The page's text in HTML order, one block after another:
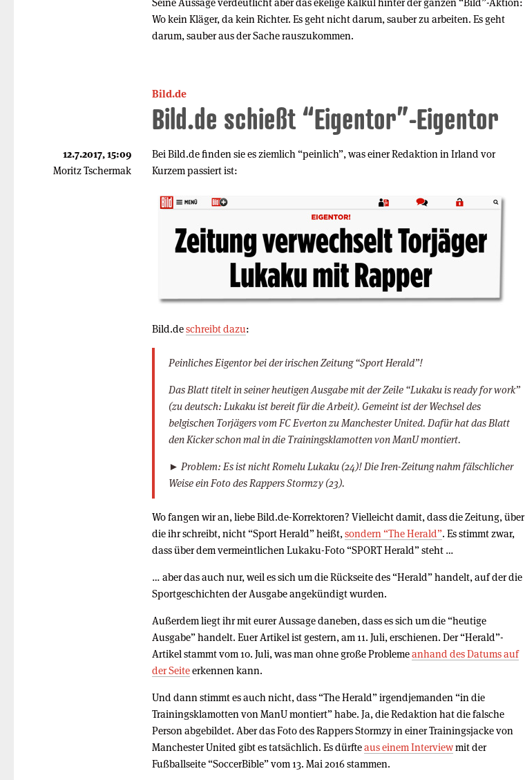
Wo kein Kläger, da kein Richter. Es geht nicht darum, sauber zu arbeiten. Es geht
darum, sauber aus der Sache rauszukommen.
Bild.de
Bild.de schießt “Eigentor”-Eigentor
Bei Bild.de finden sie es ziemlich “peinlich”, was einer Redaktion in Irland vor
Kurzem passiert ist:
Bild.deschreibt dazu:
Peinliches Eigentor bei der irischen Zeitung “Sport Herald”!
Das Blatt titelt in seiner heutigen Ausgabe mit der Zeile “Lukaku is ready for work”
(zu deutsch: Lukaku ist bereit für die Arbeit). Gemeint ist der Wechsel des
belgischen Torjägers vom FC Everton zu Manchester United. Dafür hat das Blatt
den Kicker schon mal in die Trainingsklamotten von ManU montiert.
► Problem: Es ist nicht Romelu Lukaku (24)! Die Iren-Zeitung nahm fälschlicher
Weise ein Foto des Rappers Stormzy (23).
Wo fangen wir an, liebe Bild.de-Korrektoren? Vielleicht damit, dass die Zeitung, über
die ihr schreibt, nicht “Sport Herald” heißt, sondern “The Herald”. Es stimmt zwar,
dass über dem vermeintlichen Lukaku-Foto “SPORT Herald” steht …
… aber das auch nur, weil es sich um die Rückseite des “Herald” handelt, auf der die
Sportgeschichten der Ausgabe angekündigt wurden.
Außerdem liegt ihr mit eurer Aussage daneben, dass es sich um die “heutige
Ausgabe” handelt. Euer Artikel ist gestern, am 11. Juli, erschienen. Der “Herald”-
Artikel stammt vom 10. Juli, was man ohne große Problemeanhand des Datums auf
der Seiteerkennen kann.
Und dann stimmt es auch nicht, dass “The Herald” irgendjemanden “in die
Trainingsklamotten von ManU montiert” habe. Ja, die Redaktion hat die falsche
Person abgebildet. Aber das Foto des Rappers Stormzy in einer Trainingsjacke von
Manchester United gibt es tatsächlich. Es dürfteaus einem Interviewmit der
Fußballseite “SoccerBible” vom 13. Mai 2016 stammen.
12.7.2017, 15:09
Moritz Tschermak